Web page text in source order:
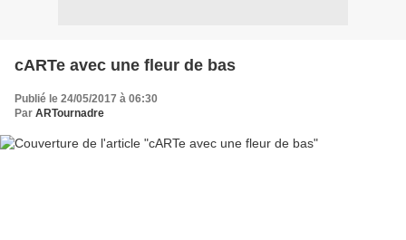
cARTe avec une fleur de bas
Publié le 24/05/2017 à 06:30
Par ARTournadre